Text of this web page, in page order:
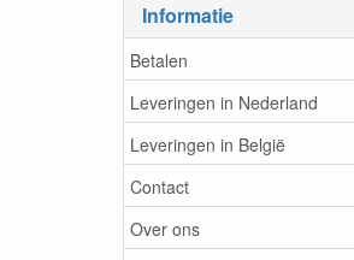
Informatie
Betalen
Leveringen in Nederland
Leveringen in België
Contact
Over ons